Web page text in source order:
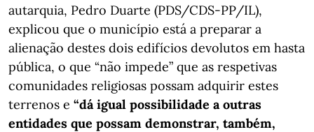
autarquia, Pedro Duarte (PDS/CDS-PP/IL),
explicou que o município está a preparar a
alienação destes dois edifícios devolutos em hasta
pública, o que “não impede” que as respetivas
comunidades religiosas possam adquirir estes
terrenos e “dá igual possibilidade a outras
entidades que possam demonstrar, também,